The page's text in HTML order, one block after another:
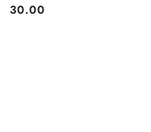
Cena:
30.00